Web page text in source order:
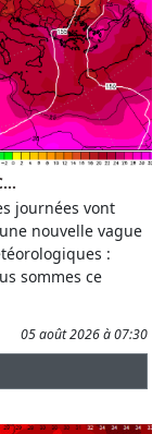
journées vont
nouvelle vague
:
sommes ce
05 août 2026 à 07:30